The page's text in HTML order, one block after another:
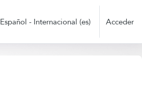
Español - Internacional ‎(es)‎ Acceder